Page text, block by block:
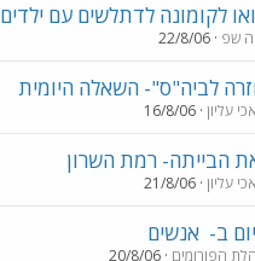
לקומונה לדתלשים עם ילדים
שפ 22/8/06
לביה"ס"- השאלה היומית
עליון 16/8/06
הבייתה- רמת השרון
עליון 21/8/06
ב- אנשים
הפורומים 20/8/06